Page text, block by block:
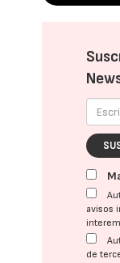
avisos
de